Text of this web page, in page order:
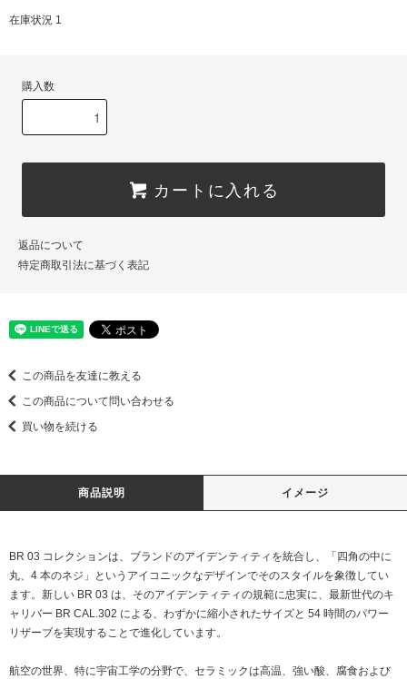
在庫状況 1
購入数
カートに入れる
返品について
特定商取引法に基づく表記
この商品を友達に教える
この商品について問い合わせる
買い物を続ける
商品説明 イメージ
BR 03 コレクションは、ブランドのアイデンティティを統合し、「四角の中に
丸、4 本のネジ」というアイコニックなデザインでそのスタイルを象徴してい
ます。新しい BR 03 は、そのアイデンティティの規範に忠実に、最新世代のキ
ャリバー BR CAL.302 による、わずかに縮小されたサイズと 54 時間のパワー
リザーブを実現することで進化しています。
航空の世界、特に宇宙工学の分野で、セラミックは高温、強い酸、腐食および